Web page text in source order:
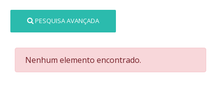
PESQUISA AVANÇADA
Nenhum elemento encontrado.